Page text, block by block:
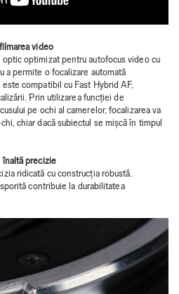
video
optimizat pentru autofocus video cu
a permite o focalizare automată
compatibil cu Fast Hybrid AF,
Prin utilizarea funcției de
pe ochi al camerelor, focalizarea va
chiar dacă subiectul se mișcă în timpul
înaltă precizie
ridicată cu construcția robustă.
contribuie la durabilitatea